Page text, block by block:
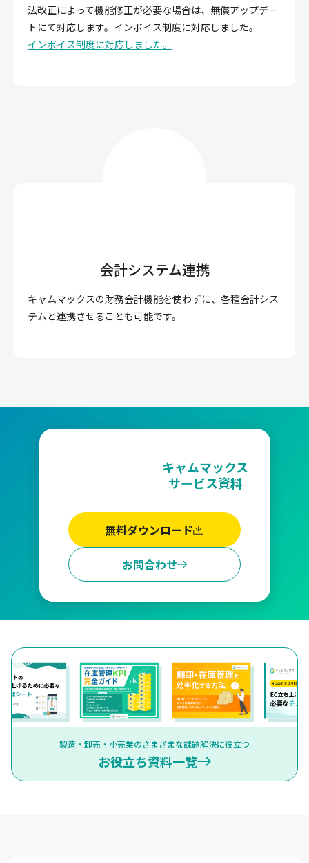
法改正によって機能修正が必要な場合は、無償アップデー
トにて対応します。インボイス制度に対応しました。
インボイス制度に対応しました。
会計システム連携
キャムマックスの財務会計機能を使わずに、各種会計シス
テムと連携させることも可能です。
キャムマックス
サービス資料
お問合わせ
無料ダウンロード
製造・卸売・小売業のさまざまな課題解決に役立つ
お役立ち資料一覧